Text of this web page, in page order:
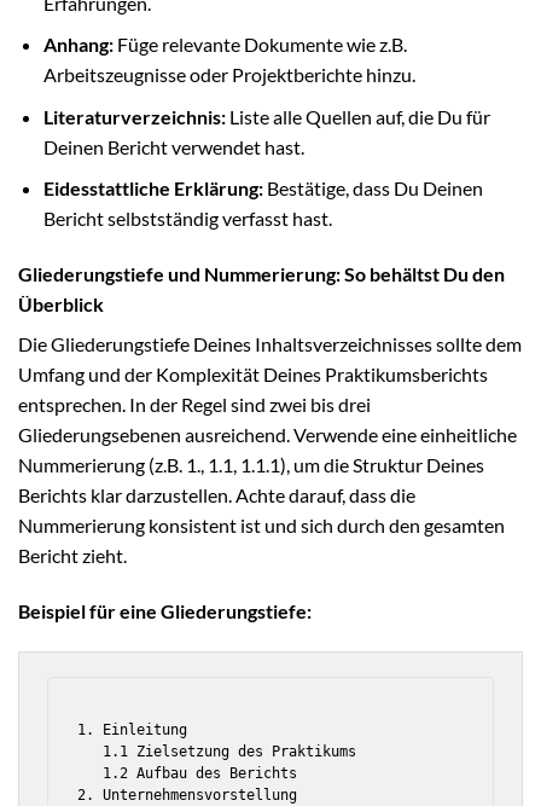
Anhang:Füge relevante Dokumente wie z.B.
Arbeitszeugnisse oder Projektberichte hinzu.
Literaturverzeichnis:Liste alle Quellen auf, die Du für
Deinen Bericht verwendet hast.
Eidesstattliche Erklärung:Bestätige, dass Du Deinen
Bericht selbstständig verfasst hast.
Gliederungstiefe und Nummerierung: So behältst Du den
Überblick
Die Gliederungstiefe Deines Inhaltsverzeichnisses sollte dem
Umfang und der Komplexität Deines Praktikumsberichts
entsprechen. In der Regel sind zwei bis drei
Gliederungsebenen ausreichend. Verwende eine einheitliche
Nummerierung (z.B. 1., 1.1, 1.1.1), um die Struktur Deines
Berichts klar darzustellen. Achte darauf, dass die
Nummerierung konsistent ist und sich durch den gesamten
Bericht zieht.
Beispiel für eine Gliederungstiefe:
1. Einleitung
   1.1 Zielsetzung des Praktikums
   1.2 Aufbau des Berichts
2. Unternehmensvorstellung